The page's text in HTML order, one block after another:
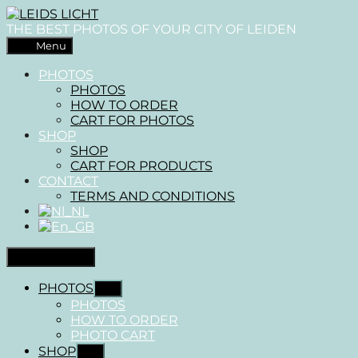
Skip
to
the
content
LEIDS
LICHT
THE BEST PHOTOS OF YOUR CITY OF LEIDEN
Menu
PHOTOS
PHOTOS
HOW TO ORDER
CART FOR PHOTOS
SHOP
SHOP
CART FOR PRODUCTS
CONTACT
TERMS AND CONDITIONS
PHOTOS
sub
menu
PHOTOS
HOW TO ORDER
PHOTO CART
SHOP